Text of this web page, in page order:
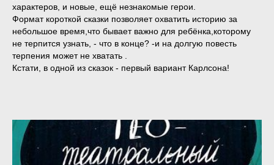
характеров, и новые, ещё незнакомые герои.
Формат короткой сказки позволяет охватить историю за
небольшое время,что бывает важно для ребёнка,которому
не терпится узнать, - что в конце? -и на долгую повесть
терпения может не хватать .
Кстати, в одной из сказок - первый вариант Карлсона!